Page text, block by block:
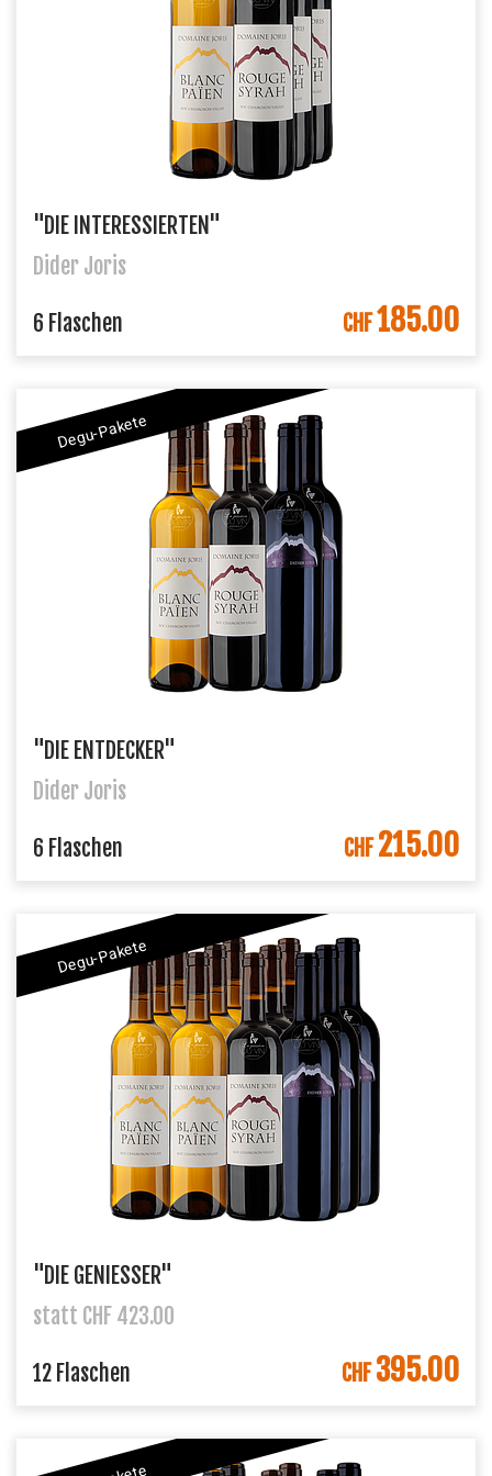
"DIE INTERESSIERTEN"
Dider Joris
IN DEN WARENKORB
6 Flaschen CHF185.00
Degu-Pakete
"DIE ENTDECKER"
Dider Joris
IN DEN WARENKORB
6 Flaschen CHF215.00
Degu-Pakete
"DIE GENIESSER"
statt CHF 423.00
IN DEN WARENKORB
12 Flaschen CHF395.00